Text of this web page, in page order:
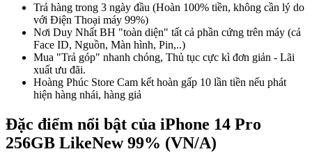
Trả hàng trong 3 ngày đầu (Hoàn 100% tiền, không cần lý do
với Điện Thoại máy 99%)
Nơi Duy Nhất BH "toàn diện" tất cả phần cứng trên máy (cả
Face ID, Nguồn, Màn hình, Pin,..)
Mua "Trả góp" nhanh chóng, Thủ tục cực kì đơn giản - Lãi
xuất ưu đãi.
Hoàng Phúc Store Cam kết hoàn gấp 10 lần tiền nếu phát
hiện hàng nhái, hàng giả
Đặc điểm nổi bật của iPhone 14 Pro
256GB LikeNew 99% (VN/A)